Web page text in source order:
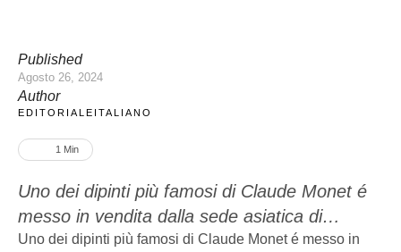
Published
Agosto 26, 2024
Author
EDITORIALEITALIANO
1 Min
Uno dei dipinti più famosi di Claude Monet é
messo in vendita dalla sede asiatica di
Christie's a Hong Kong e la sua valutazione
Uno dei dipinti più famosi di Claude Monet é messo in